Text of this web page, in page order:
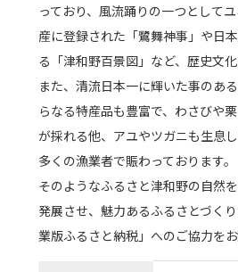
っており、風流踊りの一つとして
産に登録された「鷺舞神事」や日
る「津和野百景図」など、歴史文化
また、清流日本一に輝いた事のあ
らなる特産品も豊富で、わさびや
が採れる他、アユやツガニも生息
多くの漁業者で賑わっております。
そのようなふるさと津和野の自然
発展させ、魅力あるふるさとづく
業版ふるさと納税」へのご協力をお